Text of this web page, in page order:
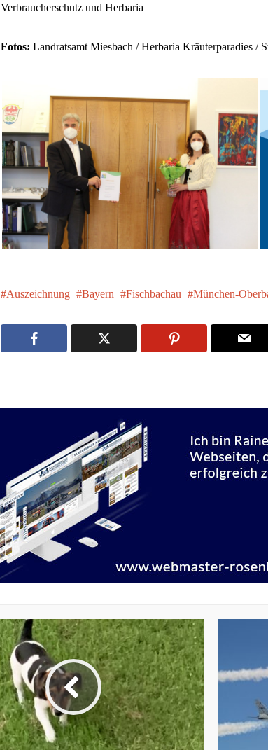
Verbraucherschutz und Herbaria
Fotos: Landratsamt Miesbach / Herbaria Kräuterparadies /
Auszeichnung Bayern Fischbachau München-